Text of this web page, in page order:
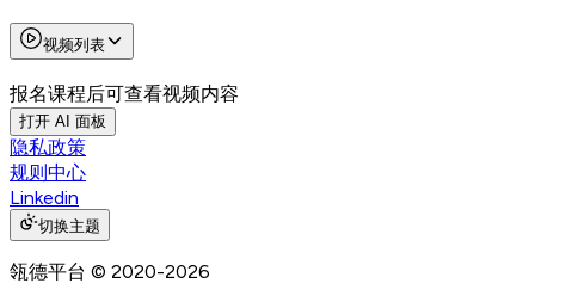
视频列表
报名课程后可查看视频内容
打开 AI 面板
隐私政策
规则中心
Linkedin
切换主题
瓴德平台 © 2020-2026